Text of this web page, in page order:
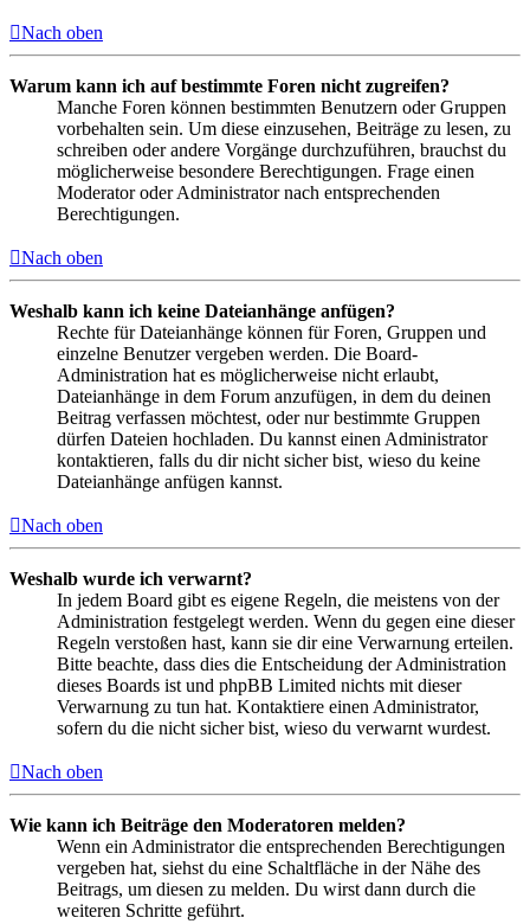
Nach oben
Warum kann ich auf bestimmte Foren nicht zugreifen?
Manche Foren können bestimmten Benutzern oder Gruppen
vorbehalten sein. Um diese einzusehen, Beiträge zu lesen, zu
schreiben oder andere Vorgänge durchzuführen, brauchst du
möglicherweise besondere Berechtigungen. Frage einen
Moderator oder Administrator nach entsprechenden
Berechtigungen.
Nach oben
Weshalb kann ich keine Dateianhänge anfügen?
Rechte für Dateianhänge können für Foren, Gruppen und
einzelne Benutzer vergeben werden. Die Board-
Administration hat es möglicherweise nicht erlaubt,
Dateianhänge in dem Forum anzufügen, in dem du deinen
Beitrag verfassen möchtest, oder nur bestimmte Gruppen
dürfen Dateien hochladen. Du kannst einen Administrator
kontaktieren, falls du dir nicht sicher bist, wieso du keine
Dateianhänge anfügen kannst.
Nach oben
Weshalb wurde ich verwarnt?
In jedem Board gibt es eigene Regeln, die meistens von der
Administration festgelegt werden. Wenn du gegen eine dieser
Regeln verstoßen hast, kann sie dir eine Verwarnung erteilen.
Bitte beachte, dass dies die Entscheidung der Administration
dieses Boards ist und phpBB Limited nichts mit dieser
Verwarnung zu tun hat. Kontaktiere einen Administrator,
sofern du die nicht sicher bist, wieso du verwarnt wurdest.
Nach oben
Wie kann ich Beiträge den Moderatoren melden?
Wenn ein Administrator die entsprechenden Berechtigungen
vergeben hat, siehst du eine Schaltfläche in der Nähe des
Beitrags, um diesen zu melden. Du wirst dann durch die
weiteren Schritte geführt.